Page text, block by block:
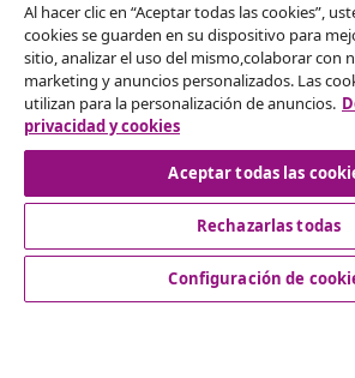
vidaXL
Descubre mas
© 2008-2026 vidaXL www.vidaxl.es es
Al hacer clic en “Aceptar todas las cookies”,
cookies se guarden en su dispositivo para
sitio, analizar el uso del mismo,colaborar con
marketing y anuncios personalizados. Las
utilizan para la personalización de anuncios.
privacidad y cookies
Aceptar todas las
Rechazarlas todas
Configuración de